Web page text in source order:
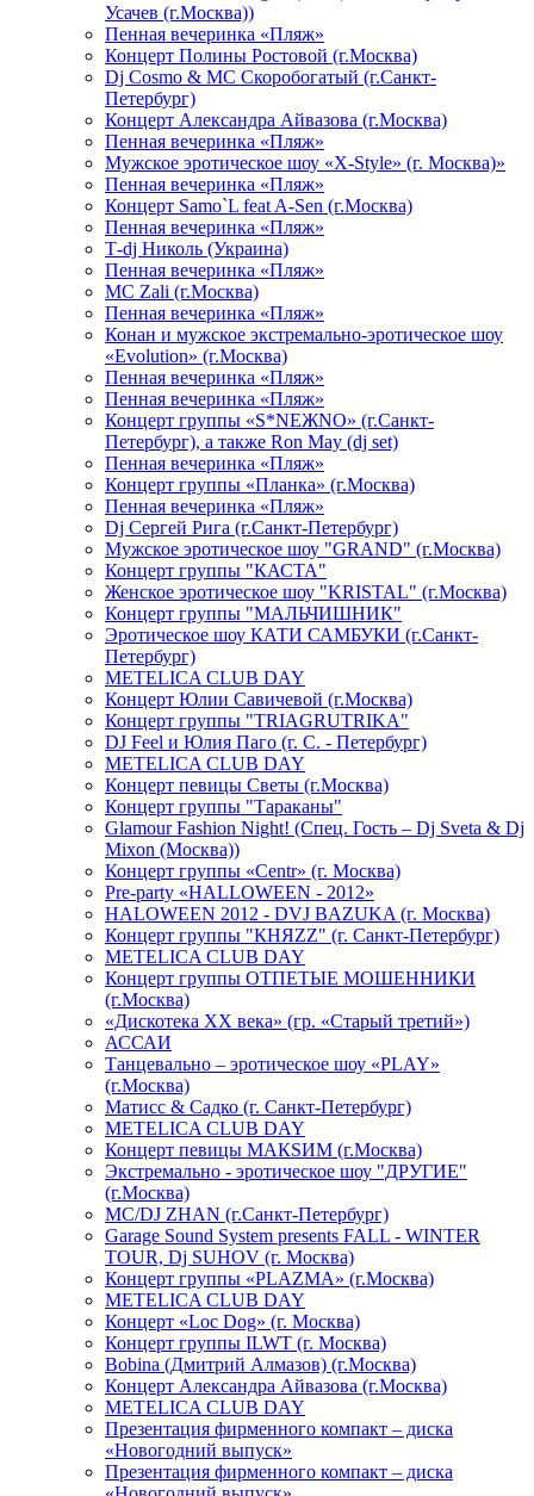
Усачев (г.Москва))
Пенная вечеринка «Пляж»
Концерт Полины Ростовой (г.Москва)
Dj Cosmo & МС Скоробогатый (г.Санкт-
Петербург)
Концерт Александра Айвазова (г.Москва)
Пенная вечеринка «Пляж»
Мужское эротическое шоу «X-Style» (г. Москва)»
Пенная вечеринка «Пляж»
Концерт Samo`L feat A-Sen (г.Москва)
Пенная вечеринка «Пляж»
Т-dj Николь (Украина)
Пенная вечеринка «Пляж»
МС Zali (г.Москва)
Пенная вечеринка «Пляж»
Конан и мужское экстремально-эротическое шоу
«Evolution» (г.Москва)
Пенная вечеринка «Пляж»
Пенная вечеринка «Пляж»
Концерт группы «S*NEЖNO» (г.Санкт-
Петербург), а также Ron May (dj set)
Пенная вечеринка «Пляж»
Концерт группы «Планка» (г.Москва)
Пенная вечеринка «Пляж»
Dj Сергей Рига (г.Санкт-Петербург)
Мужское эротическое шоу "GRAND" (г.Москва)
Концерт группы "КАСТА"
Женское эротическое шоу "KRISTAL" (г.Москва)
Концерт группы "МАЛЬЧИШНИК"
Эротическое шоу КАТИ САМБУКИ (г.Санкт-
Петербург)
METELICA CLUB DAY
Концерт Юлии Савичевой (г.Москва)
Концерт группы "TRIAGRUTRIKA"
DJ Feel и Юлия Паго (г. С. - Петербург)
METELICA CLUB DAY
Концерт певицы Светы (г.Москва)
Концерт группы "Тараканы"
Glamour Fashion Night! (Спец. Гость – Dj Sveta & Dj
Mixon (Москва))
Концерт группы «Centr» (г. Москва)
Pre-party «HALLOWEEN - 2012»
HALOWEEN 2012 - DVJ BAZUKA (г. Москва)
Концерт группы "КНЯZZ" (г. Санкт-Петербург)
METELICA CLUB DAY
Концерт группы ОТПЕТЫЕ МОШЕННИКИ
(г.Москва)
«Дискотека ХХ века» (гр. «Старый третий»)
АССАИ
Танцевально – эротическое шоу «PLAY»
(г.Москва)
Матисс & Садко (г. Санкт-Петербург)
METELICA CLUB DAY
Концерт певицы МАКSИМ (г.Москва)
Экстремально - эротическое шоу "ДРУГИЕ"
(г.Москва)
МС/DJ ZHAN (г.Санкт-Петербург)
Garage Sound System presents FALL - WINTER
TOUR, Dj SUHOV (г. Москва)
Концерт группы «PLAZMA» (г.Москва)
METELICA CLUB DAY
Концерт «Loc Dog» (г. Москва)
Концерт группы ILWT (г. Москва)
Bobina (Дмитрий Алмазов) (г.Москва)
Концерт Александра Айвазова (г.Москва)
METELICA CLUB DAY
Презентация фирменного компакт – диска
«Новогодний выпуск»
Презентация фирменного компакт – диска